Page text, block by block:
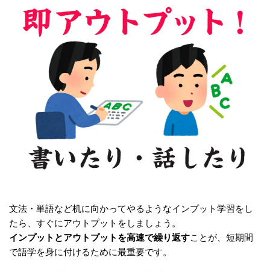
文法・単語など机に向かってやるようなインプット学習をし
たら、すぐにアウトプットをしましょう。
インプットとアウトプットを高速で繰り返すことが、短期間
で語学を身に付けるために最重要です。